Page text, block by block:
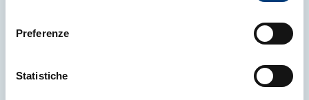
Preferenze
Statistiche